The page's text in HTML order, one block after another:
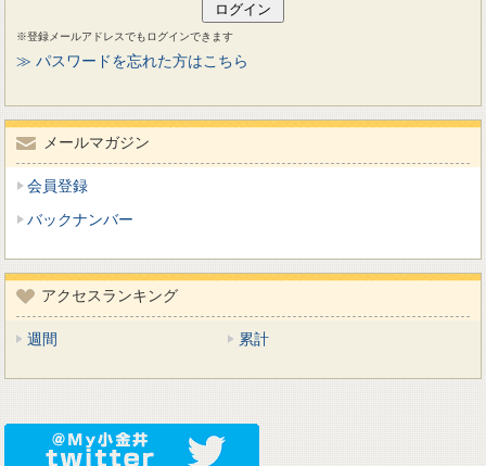
※登録メールアドレスでもログインできます
≫ パスワードを忘れた方はこちら
メールマガジン
会員登録
バックナンバー
アクセスランキング
週間 累計